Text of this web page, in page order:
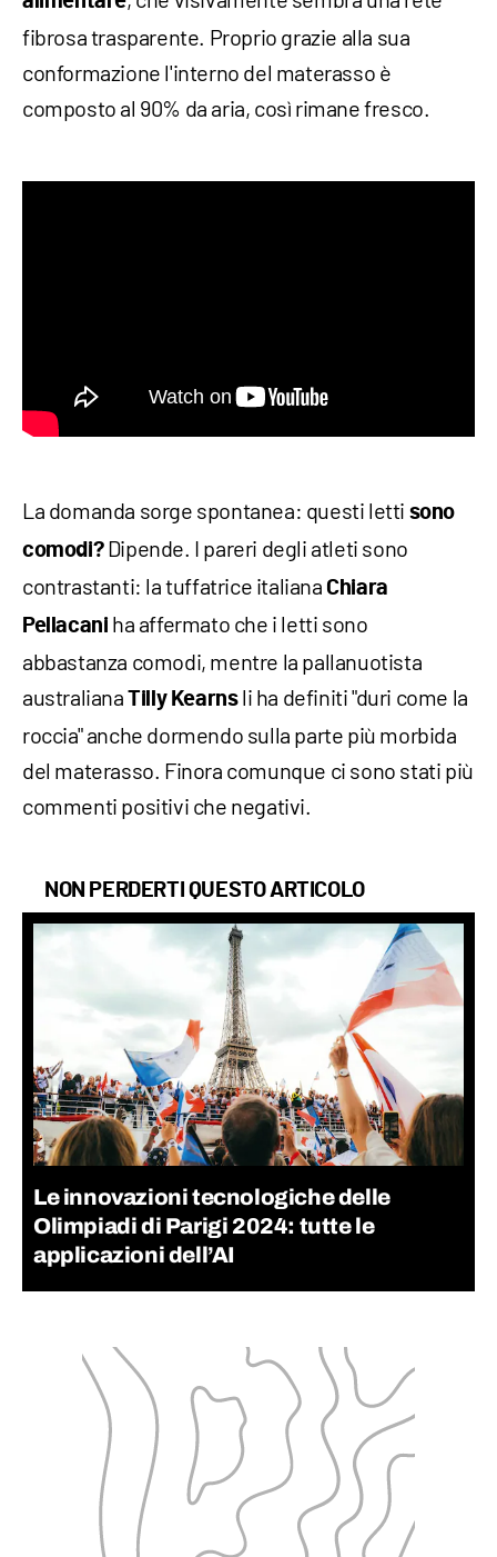
fibrosa trasparente. Proprio grazie alla sua
conformazione l'interno del materasso è
composto al 90% da aria, così rimane fresco.
La domanda sorge spontanea: questi letti sono
comodi?Dipende. I pareri degli atleti sono
contrastanti: la tuffatrice italiana Chiara
Pellacani ha affermato che i letti sono
abbastanza comodi, mentre la pallanuotista
australiana Tilly Kearnsli ha definiti "duri come la
roccia" anche dormendo sulla parte più morbida
del materasso. Finora comunque ci sono stati più
commenti positivi che negativi.
NON PERDERTI QUESTO ARTICOLO
Le innovazioni tecnologiche delle
Olimpiadi di Parigi 2024: tutte le
applicazioni dell’AI